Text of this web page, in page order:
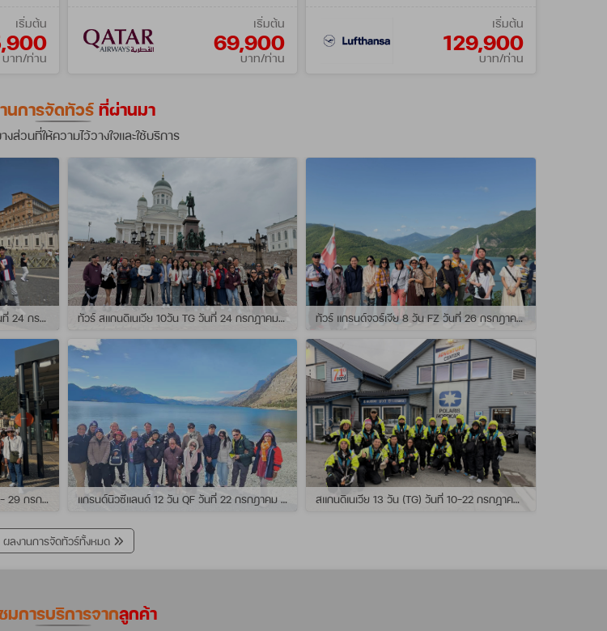
เริ่มต้น
บาท/ท่าน
เริ่มต้น
69,900
บาท/ท่าน
เริ่มต้น
129,900
บาท/ท่าน
นการจัดทัวร์ ที่ผ่านมา
งส่วนที่ให้ความไว้วางใจและใช้บริการ
ทัวร์ อิตาลี-สวิส-ฝรั่งเศส 9 วัน QR วันที่ 24 กรกฏาคม - 01 สิงหาคม 2569 เดินทางกับไกด์พี่เช ทัวร์ สแกนดิเนเวีย 10วัน TG วันที่ 24 กรกฏาคม - 02 สิงหาคม 2569 เดินทางกับไกด์พี่ยอร์ช ทัวร์ แกรนด์จอร์เจีย 8 วัน FZ วันที่ 26 กรกฎาคม - 02 สิงหาคม 2569 เดินทางกับไกด์พี่โจ๊ก
ทัวร์ อิตาลี-โดโลไมท์ 9วัน EK วันที่ 21 - 29 กรกฏาคม 2569 เดินทางกับไกด์พี่หนุ่ม แกรนด์นิวซีแลนด์ 12 วัน QF วันที่ 22 กรกฎาคม - 3 สิงหาคม 2569 เดินทางกับไกด์พี่โจ้ สแกนดิเนเวีย 13 วัน (TG) วันที่ 10-22 กรกฏาคม 2569 เดินทางกับไกด์พี่เต้ย
ผลงานการจัดทัวร์ทั้งหมด
มการบริการจากลูกค้า